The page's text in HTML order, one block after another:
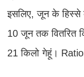
इसलिए, जून के
10 जून तक वितरित
21 किलो गेहूं।